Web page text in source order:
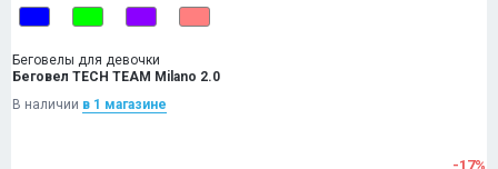
Беговелы для девочки
Беговел TECH TEAM Milano 2.0
В наличии в 1 магазинe
-17%